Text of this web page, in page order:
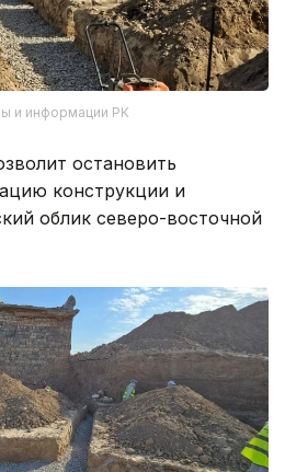
и информации РК
остановить
конструкции и
облик северо-восточной